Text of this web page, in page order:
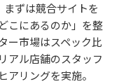
ずは競合サイトを
こにあるのか」を整
ー市場はスペック比
アル店舗のスタッフ
アリングを実施。